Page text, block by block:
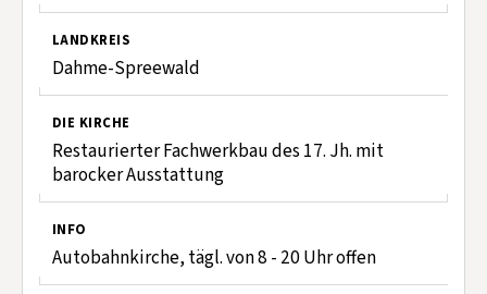
LANDKREIS
Dahme-Spreewald
DIE KIRCHE
Restaurierter Fachwerkbau des 17. Jh. mit
barocker Ausstattung
INFO
Autobahnkirche, tägl. von 8 - 20 Uhr offen